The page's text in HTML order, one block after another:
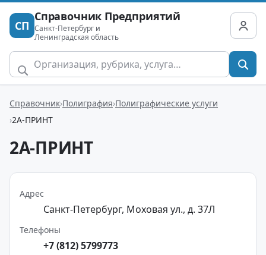
СП
Справочник Предприятий
Санкт-Петербург и
Ленинградская область
Справочник Полиграфия Полиграфические услуги
2А-ПРИНТ
2А-ПРИНТ
Адрес
Санкт-Петербург, Моховая ул., д. 37Л
Телефоны
+7 (812) 5799773